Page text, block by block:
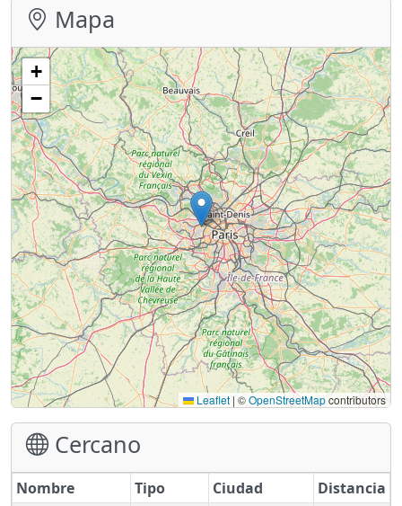
Mapa
+
−
Leaflet | ©OpenStreetMapcontributors
Cercano
Nombre Tipo Ciudad
Distancia